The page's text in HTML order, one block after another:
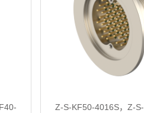
Z-S-KF50-4016S，Z-